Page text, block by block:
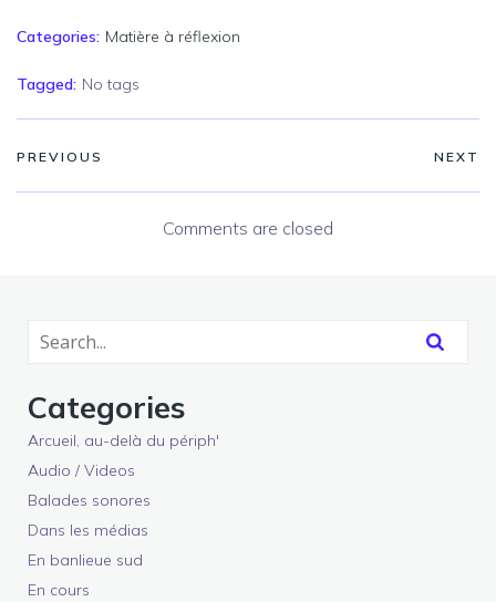
Categories: Matière à réflexion
Tagged: No tags
PREVIOUS NEXT
Comments are closed
Categories
Arcueil, au-delà du périph'
Audio / Videos
Balades sonores
Dans les médias
En banlieue sud
En cours